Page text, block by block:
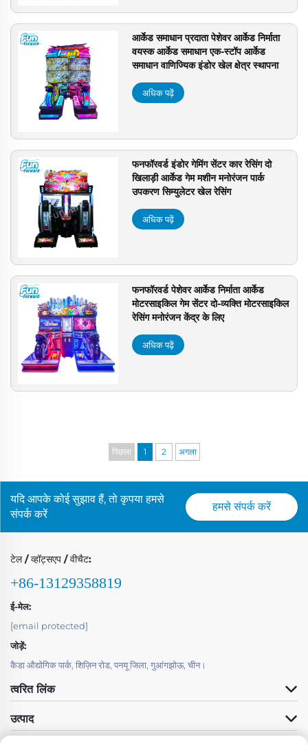
आर्केड समाधान प्रदाता पेशेवर आर्केड निर्माता
वयस्क आर्केड समाधान एक-स्टॉप आर्केड
समाधान वाणिज्यिक इंडोर खेल क्षेत्र स्थापना
अधिक पढ़ें
फनफॉरवर्ड इंडोर गेमिंग सेंटर कार रेसिंग दो
खिलाड़ी आर्केड गेम मशीन मनोरंजन पार्क
उपकरण सिम्युलेटर खेल रेसिंग
अधिक पढ़ें
फनफॉरवर्ड पेशेवर आर्केड निर्माता आर्केड
मोटरसाइकिल गेम सेंटर दो-व्यक्ति मोटरसाइकिल
रेसिंग मनोरंजन केंद्र के लिए
अधिक पढ़ें
पिछला 1 2 अगला
यदि आपके कोई सुझाव हैं, तो कृपया हमसे
संपर्क करें
हमसे संपर्क करें
टेल / व्हॉट्सएप / वीचैट:
+86-13129358819
ई-मेल:
[email protected]
जोड़ें:
कैडा औद्योगिक पार्क, शिज़िन रोड, पनयू जिला, गुआंगझोऊ, चीन।
त्वरित लिंक
उत्पाद